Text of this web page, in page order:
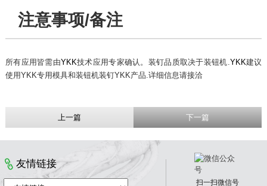
注意事项/备注
所有应用皆需由YKK技术应用专家确认。装钉品质取决于装钮机. YKK建议
使用YKK专用模具和装钮机装钉YKK产品.详细信息请接洽
上一篇 下一篇
友情链接
扫一扫微信号